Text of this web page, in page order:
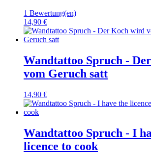
1 Bewertung(en)
14,90 €
Wandtattoo Spruch -
vom Geruch satt
14,90 €
Wandtattoo Spruch - I
licence to cook